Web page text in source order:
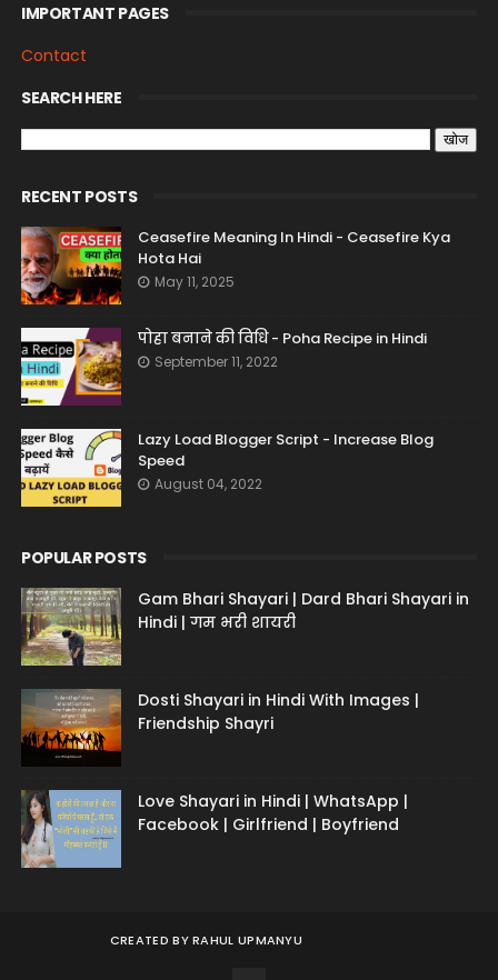
IMPORTANT PAGES
Contact
SEARCH HERE
RECENT POSTS
Ceasefire Meaning In Hindi - Ceasefire Kya
Hota Hai
May 11, 2025
पोहा बनाने की विधि - Poha Recipe in Hindi
September 11, 2022
Lazy Load Blogger Script - Increase Blog
Speed
August 04, 2022
POPULAR POSTS
Gam Bhari Shayari | Dard Bhari Shayari in
Hindi | गम भरी शायरी
Dosti Shayari in Hindi With Images |
Friendship Shayri
Love Shayari in Hindi | WhatsApp |
Facebook | Girlfriend | Boyfriend
CREATED BYRAHUL UPMANYU